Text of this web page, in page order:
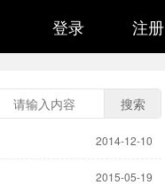
登录 注册
搜索
2014-12-10
2015-05-19